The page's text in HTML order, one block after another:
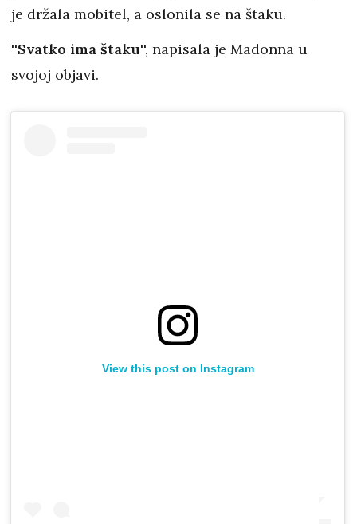
je držala mobitel, a oslonila se na štaku.
''Svatko ima štaku'', napisala je Madonna u
svojoj objavi.
View this post on Instagram